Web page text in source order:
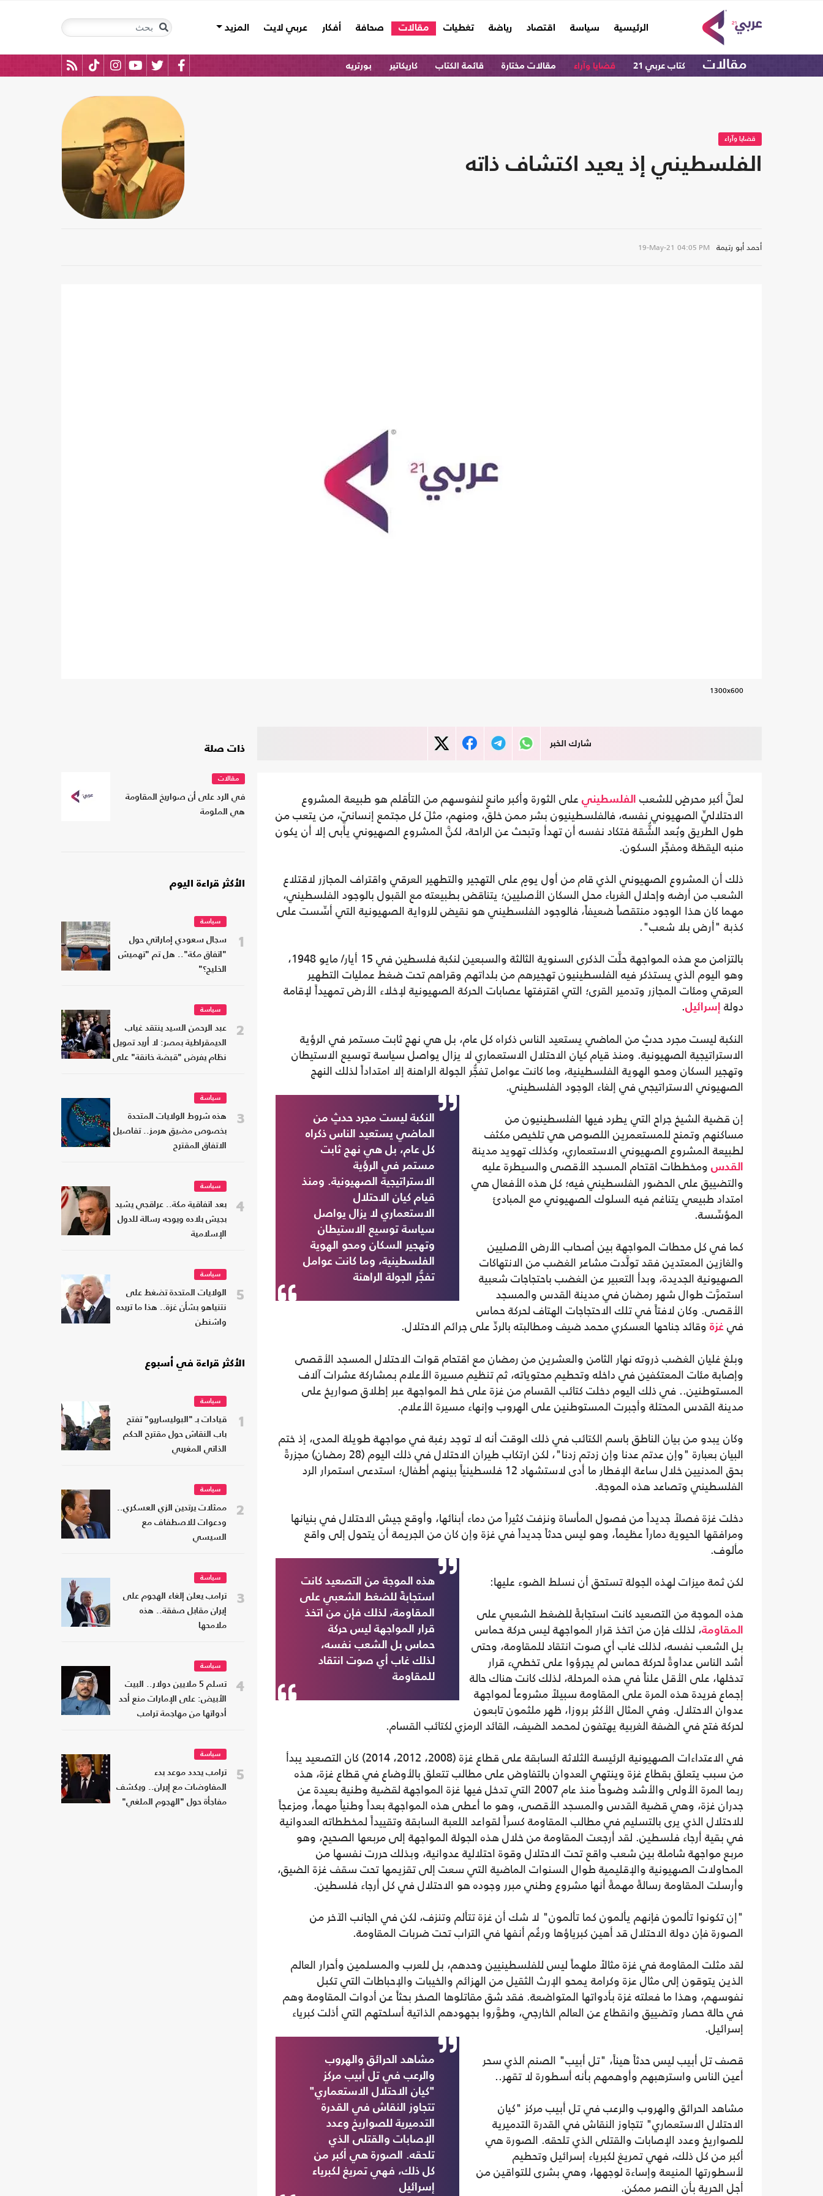
الرئيسية
(current) سياسة اقتصاد رياضة تغطيات مقالات صحافة أفكار عربي لايت المزيد
مقالات كتاب عربي 21 قضايا وآراء مقالات مختارة قائمة الكتاب كاريكاتير بورتريه
قضايا وآراء
الفلسطيني إذ يعيد اكتشاف ذاته
أحمد أبو رتيمة 19-May-21 04:05 PM
1300x600
شارك الخبر
لعلَّ أكبر محرضٍ للشعب الفلسطيني على الثورة وأكبر مانعٍ لنفوسهم من التأقلم هو طبيعة المشروع
الاحتلاليِّ الصهيوني نفسه، فالفلسطينيون بشر ممن خلق، ومنهم، مثلَ كل مجتمع إنسانيّ، من يتعب من
طول الطريق وبُعد الشُّقة فتكاد نفسه أن تهدأ وتبحث عن الراحة، لكنَّ المشروع الصهيوني يأبى إلا أن يكون
منبه اليقظة ومفجِّر السكون.
ذلك أن المشروع الصهيوني الذي قام من أول يومٍ على التهجير والتطهير العرقي واقتراف المجازر لاقتلاع
الشعب من أرضه وإحلال الغرباء محل السكان الأصليين؛ يتناقض بطبيعته مع القبول بالوجود الفلسطيني،
مهما كان هذا الوجود منتقصاً ضعيفاً، فالوجود الفلسطيني هو نقيض للرواية الصهيونية التي أسِّست على
كذبة "أرض بلا شعب".
بالتزامن مع هذه المواجهة حلَّت الذكرى السنوية الثالثة والسبعين لنكبة فلسطين في 15 أيار/ مايو 1948،
وهو اليوم الذي يستذكر فيه الفلسطينيون تهجيرهم من بلداتهم وقراهم تحت ضغط عمليات التطهير
العرقي ومئات المجازر وتدمير القرى؛ التي اقترفتها عصابات الحركة الصهيونية لإخلاء الأرض تمهيداً لإقامة
دولة
إسرائيل.
النكبة ليست مجرد حدثٍ من الماضي يستعيد الناس ذكراه كل عام، بل هي نهج ثابت مستمر في الرؤية
الاستراتيجية الصهيونية. ومنذ قيام كيان الاحتلال الاستعماري لا يزال يواصل سياسة توسيع الاستيطان
وتهجير السكان ومحو الهوية الفلسطينية، وما كانت عوامل تفجُّر الجولة الراهنة إلا امتداداً لذلك النهج
الصهيوني الاستراتيجي في إلغاء الوجود الفلسطيني.
النكبة ليست مجرد حدثٍ من
الماضي يستعيد الناس ذكراه
كل عام، بل هي نهج ثابت
مستمر في الرؤية
الاستراتيجية الصهيونية. ومنذ
قيام كيان الاحتلال
الاستعماري لا يزال يواصل
سياسة توسيع الاستيطان
وتهجير السكان ومحو الهوية
الفلسطينية، وما كانت عوامل
تفجُّر الجولة الراهنة
إن قضية الشيخ جراح التي يطرد فيها الفلسطينيون من
مساكنهم وتمنح للمستعمرين اللصوص هي تلخيص مكثف
لطبيعة المشروع الصهيوني الاستعماري، وكذلك تهويد مدينة
القدس ومخططات اقتحام المسجد الأقصى والسيطرة عليه
والتضييق على الحضور الفلسطيني فيه؛ كل هذه الأفعال هي
امتداد طبيعي يتناغم فيه السلوك الصهيوني مع المبادئ
المؤسِّسة.
كما في كل محطات المواجهة بين أصحاب الأرض الأصليين
والغازين المعتدين فقد تولَّدت مشاعر الغضب من الانتهاكات
الصهيونية الجديدة، وبدأ التعبير عن الغضب باحتجاجات شعبية
استمرَّت طوال شهر رمضان في مدينة القدس والمسجد
الأقصى. وكان لافتاً في تلك الاحتجاجات الهتاف لحركة حماس
في غزة وقائد جناحها العسكري محمد ضيف ومطالبته بالردِّ على جرائم الاحتلال.
وبلغ غليان الغضب ذروته نهار الثامن والعشرين من رمضان مع اقتحام قوات الاحتلال المسجد الأقصى
وإصابة مئات المعتكفين في داخله وتحطيم محتوياته، ثم تنظيم مسيرة الأعلام بمشاركة عشرات آلاف
المستوطنين.. في ذلك اليوم دخلت كتائب القسام من غزة على خط المواجهة عبر إطلاق صواريخ على
مدينة القدس المحتلة وأجبرت المستوطنين على الهروب وإنهاء مسيرة الأعلام.
وكان يبدو من بيان الناطق باسم الكتائب في ذلك الوقت أنه لا توجد رغبة في مواجهة طويلة المدى، إذ ختم
البيان بعبارة "وإن عدتم عدنا وإن زدتم زدنا"، لكن ارتكاب طيران الاحتلال في ذلك اليوم (28 رمضان) مجزرةً
بحق المدنيين خلال ساعة الإفطار ما أدى لاستشهاد 12 فلسطينياً بينهم أطفال؛ استدعى استمرار الرد
الفلسطيني وتصاعد هذه الموجة.
دخلت غزة فصلاً جديداً من فصول المأساة ونزفت كثيراً من دماء أبنائها، وأوقع جيش الاحتلال في بنيانها
ومرافقها الحيوية دماراً عظيماً، وهو ليس حدثاً جديداً في غزة وإن كان من الجريمة أن يتحول إلى واقع
مألوف.
هذه الموجة من التصعيد كانت
استجابةً للضغط الشعبي على
المقاومة، لذلك فإن من اتخذ
قرار المواجهة ليس حركة
حماس بل الشعب نفسه،
لذلك غاب أي صوت انتقاد
للمقاومة
لكن ثمة ميزات لهذه الجولة تستحق أن نسلط الضوء عليها:
هذه الموجة من التصعيد كانت استجابةً للضغط الشعبي على
المقاومة، لذلك فإن من اتخذ قرار المواجهة ليس حركة حماس
بل الشعب نفسه، لذلك غاب أي صوت انتقاد للمقاومة، وحتى
أشد الناس عداوةً لحركة حماس لم يجرؤوا على تخطيء قرار
تدخلها، على الأقل علناً في هذه المرحلة، لذلك كانت هناك حالة
إجماع فريدة هذه المرة على المقاومة سبيلاً مشروعاً لمواجهة
عدوان الاحتلال. وفي المثال الأكثر بروزا، ظهر ملثمون تابعون
لحركة فتح في الضفة الغربية يهتفون لمحمد الضيف، القائد الرمزي لكتائب القسام.
في الاعتداءات الصهيونية الرئيسة الثلاثة السابقة على قطاع غزة (2008، 2012، 2014) كان التصعيد يبدأ
من سبب يتعلق بقطاع غزة وينتهي العدوان بالتفاوض على مطالب تتعلق بالأوضاع في قطاع غزة، هذه
ربما المرة الأولى والأشد وضوحاً منذ عام 2007 التي تدخل فيها غزة المواجهة لقضية وطنية بعيدة عن
جدران غزة، وهي قضية القدس والمسجد الأقصى، وهو ما أعطى هذه المواجهة بعداً وطنياً مهماً، ومزعجاً
للاحتلال الذي يرى بالتسليم في مطالب المقاومة كسراً لقواعد اللعبة السابقة وتقييداً لمخططاته العدوانية
في بقية أرجاء فلسطين. لقد أرجعت المقاومة من خلال هذه الجولة المواجهة إلى مربعها الصحيح، وهو
مربع مواجهة شاملة بين شعب واقع تحت الاحتلال وقوة احتلالية عدوانية، وبذلك حررت نفسها من
المحاولات الصهيونية والإقليمية طوال السنوات الماضية التي سعت إلى تقزيمها تحت سقف غزة الضيق،
وأرسلت المقاومة رسالةً مهمةً أنها مشروع وطني مبرر وجوده هو الاحتلال في كل أرجاء فلسطين.
"إن تكونوا تألمون فإنهم يألمون كما تألمون" لا شك أن غزة تتألم وتنزف، لكن في الجانب الآخر من
الصورة فإن دولة الاحتلال قد أهين كبرياؤها ورغُم أنفها في التراب تحت ضربات المقاومة.
لقد مثلت المقاومة في غزة مثالاً ملهماً ليس للفلسطينيين وحدهم، بل للعرب والمسلمين وأحرار العالم
الذين يتوقون إلى مثال عزة وكرامة يمحو الإرث الثقيل من الهزائم والخيبات والإحباطات التي تكبل
نفوسهم، وهذا ما فعلته غزة بأدواتها المتواضعة. فقد شق مقاتلوها الصخر بحثاً عن أدوات المقاومة وهم
في حالة حصار وتضييق وانقطاع عن العالم الخارجي، وطوَّروا بجهودهم الذاتية أسلحتهم التي أذلت كبرياء
إسرائيل.
مشاهد الحرائق والهروب
والرعب في تل أبيب مركز
"كيان الاحتلال الاستعماري"
تتجاوز النقاش في القدرة
التدميرية للصواريخ وعدد
الإصابات والقتلى الذي
تلحقه. الصورة هي أكبر من
كل ذلك، فهي تمريغ لكبرياء
إسرائيل
قصف تل أبيب ليس حدثاً هيناً، "تل أبيب" الصنم الذي سحر
أعين الناس واسترهبهم وأوهمهم بأنه أسطورة لا تقهر..
مشاهد الحرائق والهروب والرعب في تل أبيب مركز "كيان
الاحتلال الاستعماري" تتجاوز النقاش في القدرة التدميرية
للصواريخ وعدد الإصابات والقتلى الذي تلحقه. الصورة هي
أكبر من كل ذلك، فهي تمريغ لكبرياء إسرائيل وتحطيم
لأسطورتها المنيعة وإساءة لوجهها، وهي بشرى للتواقين من
أجل الحرية بأن النصر ممكن.
ذات صلة
مقالات
في الرد على أن صواريخ المقاومة
هي الملومة
الأكثر قراءة اليوم
1
سياسة
سجال سعودي إماراتي حول
"اتفاق مكة".. هل تم "تهميش
الخليج؟"
2
سياسة
عبد الرحمن السيد ينتقد غياب
الديمقراطية بمصر: لا أريد تمويل
نظام يفرض "قبضة خانقة" على
3
سياسة
هذه شروط الولايات المتحدة
بخصوص مضيق هرمز.. تفاصيل
الاتفاق المقترح
4
سياسة
بعد اتفاقية مكة.. عراقجي يشيد
بجيش بلاده ويوجه رسالة للدول
الإسلامية
5
سياسة
الولايات المتحدة تضغط على
نتنياهو بشأن غزة.. هذا ما تريده
واشنطن
الأكثر قراءة في أسبوع
1
سياسة
قيادات بـ "البوليساريو" تفتح
باب النقاش حول مقترح الحكم
الذاتي المغربي
2
سياسة
ممثلات يرتدين الزي العسكري..
ودعوات للاصطفاف مع
السيسي
3
سياسة
ترامب يعلن إلغاء الهجوم على
إيران مقابل صفقة.. هذه
ملامحها
4
سياسة
تسلم 5 ملايين دولار.. البيت
الأبيض: على الإمارات منع أحد
أدواتها من مهاجمة ترامب
5
سياسة
ترامب يحدد موعد بدء
المفاوضات مع إيران.. ويكشف
مفاجأة حول "الهجوم الملغي"